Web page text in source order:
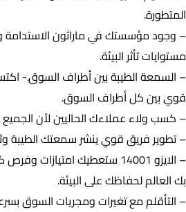
المتطورة.
– وجود مؤسستك في ماراثون
مستوايات تأثر البيئة.
– السمعة الطيبة بين أطراف السوق.-
قوي بين كل أطراف السوق.
– كسب ولاء عملاءك الحاليين لأن الجميع
– تطوير فريق قوي ينشر سمعتك الطيبة
– الايزو 14001 ستعطيك
بك العالم لحفاظك على البيئة.
– التأقلم مع تغيرات ومجريات السوق